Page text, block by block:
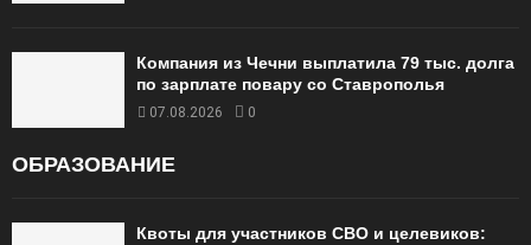
Компания из Чечни выплатила 79 тыс. долга
по зарплате повару со Ставрополья
07.08.2026 0
ОБРАЗОВАНИЕ
Квоты для участников СВО и целевиков: